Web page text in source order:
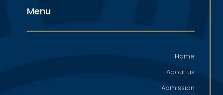
Menu
Home
About us
Admission